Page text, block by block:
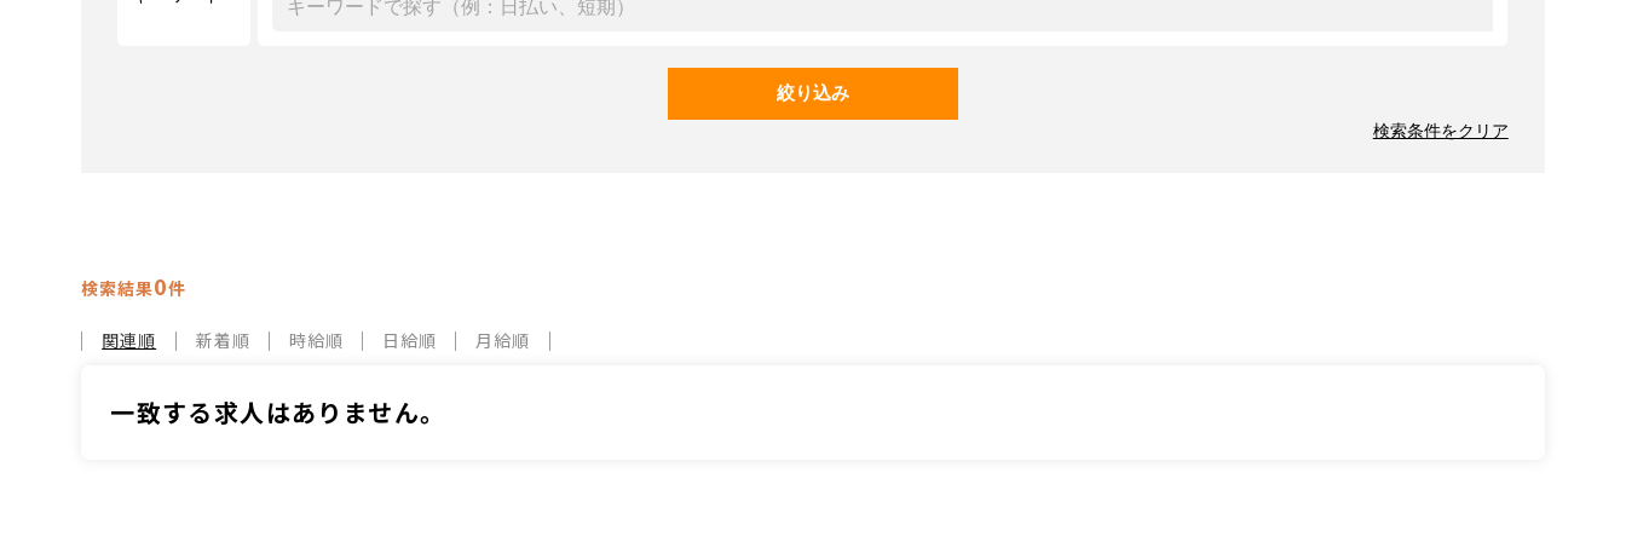
検索結果0件
関連順 新着順 時給順 日給順 月給順
一致する求人はありません。